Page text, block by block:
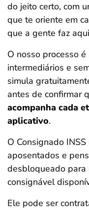
do jeito certo, com
que te oriente em
que a gente faz
O nosso processo é
intermediários e
simula
antes de confirmar
acompanha cada
aplicativo.
O Consignado
aposentados e
desbloqueado para
consignável
Ele pode ser